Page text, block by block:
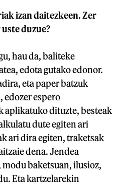
izan daitezkeen. Zer
duzue?
hau da, baliteke
edota gutako edonor.
eta paper batzuk
espero
aplikatuko dituzte, besteak
dute egiten ari
ari dira egiten, traketsak
dena. Jendea
baketsuan, ilusioz,
Eta kartzelarekin